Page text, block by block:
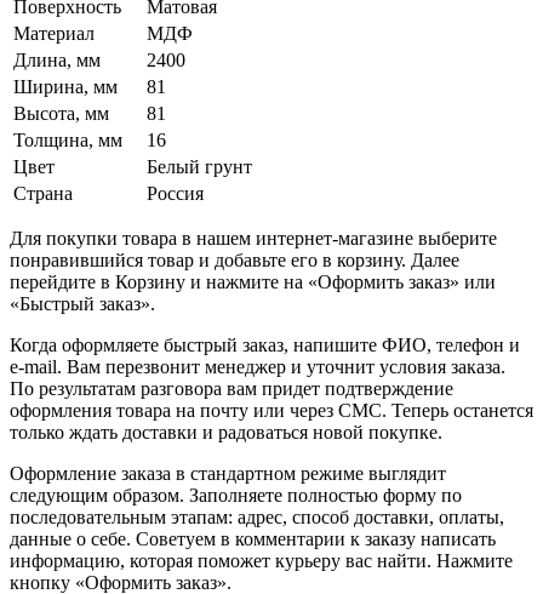
Поверхность
Матовая
Материал
МДФ
Длина, мм
2400
Ширина, мм
81
Высота, мм
81
Толщина, мм
16
Цвет
Белый грунт
Страна
Россия
Для покупки товара в нашем интернет-магазине выберите
понравившийся товар и добавьте его в корзину. Далее
перейдите в Корзину и нажмите на «Оформить заказ» или
«Быстрый заказ».
Когда оформляете быстрый заказ, напишите ФИО, телефон и
e-mail. Вам перезвонит менеджер и уточнит условия заказа.
По результатам разговора вам придет подтверждение
оформления товара на почту или через СМС. Теперь останется
только ждать доставки и радоваться новой покупке.
Оформление заказа в стандартном режиме выглядит
следующим образом. Заполняете полностью форму по
последовательным этапам: адрес, способ доставки, оплаты,
данные о себе. Советуем в комментарии к заказу написать
информацию, которая поможет курьеру вас найти. Нажмите
кнопку «Оформить заказ».